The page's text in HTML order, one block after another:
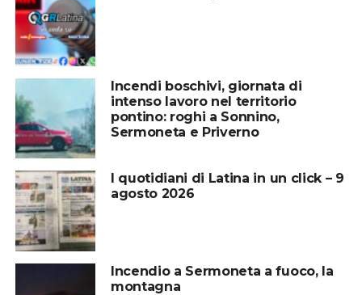
Incendi boschivi, giornata di
intenso lavoro nel territorio
pontino: roghi a Sonnino,
Sermoneta e Priverno
I quotidiani di Latina in un click – 9
agosto 2026
Incendio a Sermoneta a fuoco, la
montagna